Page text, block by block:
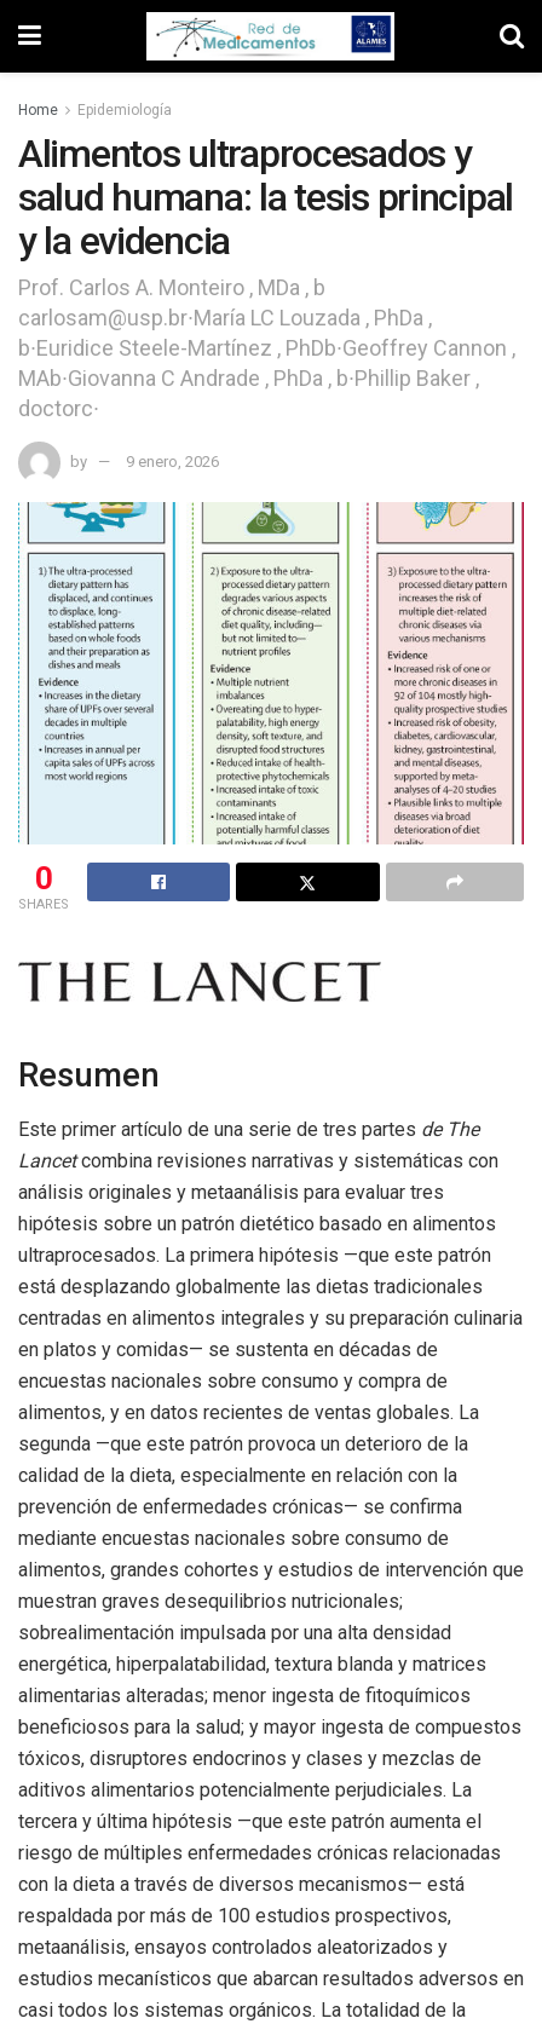
Home Epidemiología
Alimentos ultraprocesados ​​y
salud humana: la tesis principal
y la evidencia
Prof. Carlos A. Monteiro , MDa , b
carlosam@usp.br∙María LC Louzada , PhDa ,
b∙Euridice Steele-Martínez , PhDb∙Geoffrey Cannon ,
MAb∙Giovanna C Andrade , PhDa , b∙Phillip Baker ,
doctorc∙
by 9 enero, 2026
0
SHARES
Resumen
Este primer artículo de una serie de tres partes de The
Lancetcombina revisiones narrativas y sistemáticas con
análisis originales y metaanálisis para evaluar tres
hipótesis sobre un patrón dietético basado en alimentos
ultraprocesados. La primera hipótesis —que este patrón
está desplazando globalmente las dietas tradicionales
centradas en alimentos integrales y su preparación culinaria
en platos y comidas— se sustenta en décadas de
encuestas nacionales sobre consumo y compra de
alimentos, y en datos recientes de ventas globales. La
segunda —que este patrón provoca un deterioro de la
calidad de la dieta, especialmente en relación con la
prevención de enfermedades crónicas— se confirma
mediante encuestas nacionales sobre consumo de
alimentos, grandes cohortes y estudios de intervención que
muestran graves desequilibrios nutricionales;
sobrealimentación impulsada por una alta densidad
energética, hiperpalatabilidad, textura blanda y matrices
alimentarias alteradas; menor ingesta de fitoquímicos
beneficiosos para la salud; y mayor ingesta de compuestos
tóxicos, disruptores endocrinos y clases y mezclas de
aditivos alimentarios potencialmente perjudiciales. La
tercera y última hipótesis —que este patrón aumenta el
riesgo de múltiples enfermedades crónicas relacionadas
con la dieta a través de diversos mecanismos— está
respaldada por más de 100 estudios prospectivos,
metaanálisis, ensayos controlados aleatorizados y
estudios mecanísticos que abarcan resultados adversos en
casi todos los sistemas orgánicos. La totalidad de la